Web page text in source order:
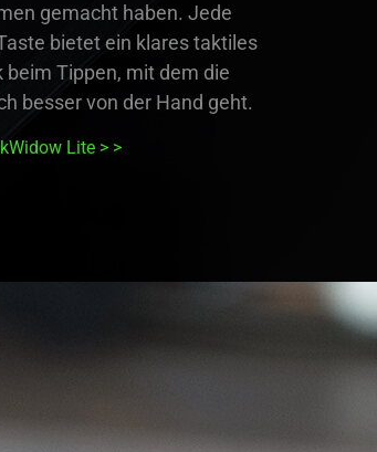
gemacht haben. Jede
bietet ein klares taktiles
beim Tippen, mit dem die
besser von der Hand geht.
Lite